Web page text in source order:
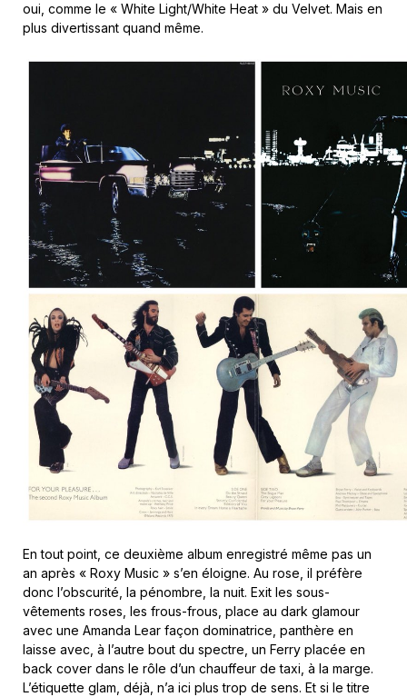
oui, comme le « White Light/White Heat » du Velvet. Mais en
plus divertissant quand même.
En tout point, ce deuxième album enregistré même pas un
an après « Roxy Music » s’en éloigne. Au rose, il préfère
donc l’obscurité, la pénombre, la nuit. Exit les sous-
vêtements roses, les frous-frous, place au dark glamour
avec une Amanda Lear façon dominatrice, panthère en
laisse avec, à l’autre bout du spectre, un Ferry placée en
back cover dans le rôle d’un chauffeur de taxi, à la marge.
L’étiquette glam, déjà, n’a ici plus trop de sens. Et si le titre